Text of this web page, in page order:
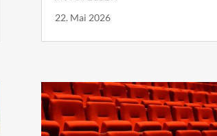
22. Mai 2026